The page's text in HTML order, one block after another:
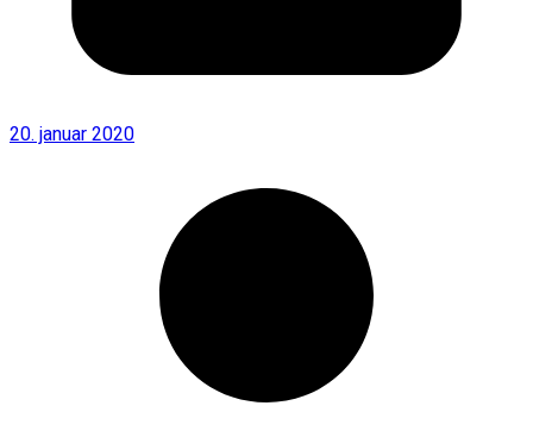
20. januar 2020